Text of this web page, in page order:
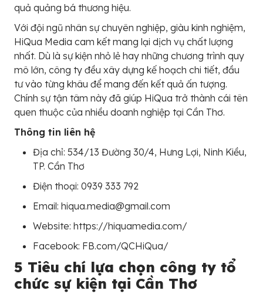
quả quảng bá thương hiệu.
Với đội ngũ nhân sự chuyên nghiệp, giàu kinh nghiệm,
HiQua Media cam kết mang lại dịch vụ chất lượng
nhất. Dù là sự kiện nhỏ lẻ hay những chương trình quy
mô lớn, công ty đều xây dựng kế hoạch chi tiết, đầu
tư vào từng khâu để mang đến kết quả ấn tượng.
Chính sự tận tâm này đã giúp HiQua trở thành cái tên
quen thuộc của nhiều doanh nghiệp tại Cần Thơ.
Thông tin liên hệ
Địa chỉ: 534/13 Đường 30/4, Hưng Lợi, Ninh Kiều,
TP. Cần Thơ
Điện thoại: 0939 333 792
Email: hiqua.media@gmail.com
Website: https://hiquamedia.com/
Facebook: FB.com/QCHiQua/
5 Tiêu chí lựa chọn công ty tổ
chức sự kiện tại Cần Thơ